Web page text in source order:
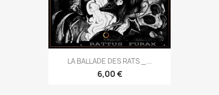
LA BALLADE DES RATS _...
6,00 €